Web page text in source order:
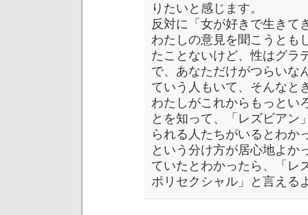
りたいと感じます。
反対に「女が好きで生きて
わたしの意見を聞こうとも
たことないけど、性はグラ
で、あなただけがつらいな
ていう人もいて、そんなと
わたしがこれからもっとい
とを知って、「レズビアン
られる人たちがいるとわか
という分け方が居心地よか
ていたとわかったら、「レ
ポリセクシャル」と言える